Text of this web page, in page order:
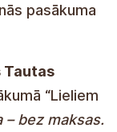
pasākuma
Tautas
“Lieliem
– bez maksas.